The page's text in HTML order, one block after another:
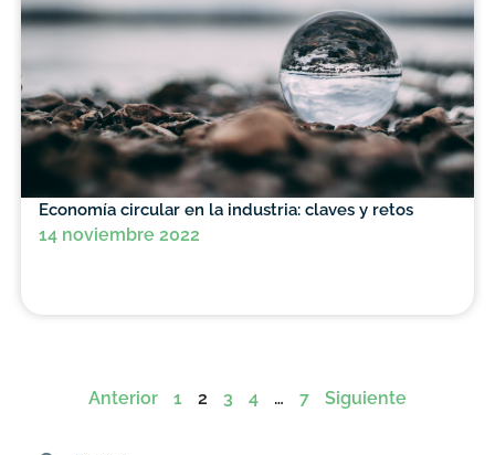
Economía circular en la industria: claves y retos
14 noviembre 2022
Anterior 1 2 3 4 … 7 Siguiente